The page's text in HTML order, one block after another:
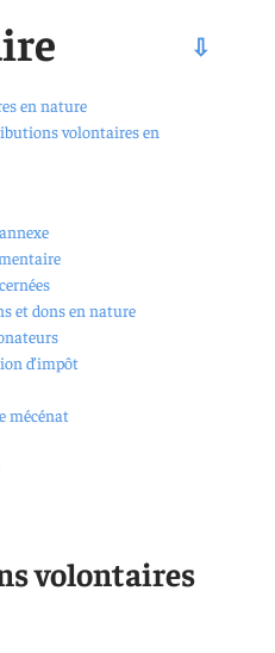
en nature
volontaires en
et dons en nature
d’impôt
mécénat
volontaires